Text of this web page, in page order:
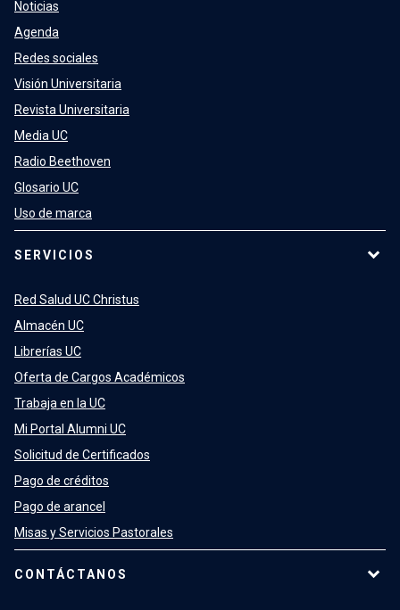
Noticias
Agenda
Redes sociales
Visión Universitaria
Revista Universitaria
Media UC
Radio Beethoven
Glosario UC
Uso de marca
SERVICIOS
Red Salud UC Christus
Almacén UC
Librerías UC
Oferta de Cargos Académicos
Trabaja en la UC
Mi Portal Alumni UC
Solicitud de Certificados
Pago de créditos
Pago de arancel
Misas y Servicios Pastorales
CONTÁCTANOS